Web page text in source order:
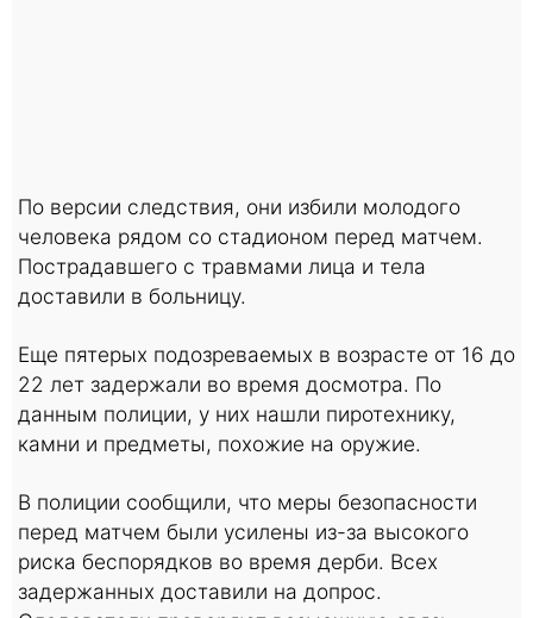
По версии следствия, они избили молодого
человека рядом со стадионом перед матчем.
Пострадавшего с травмами лица и тела
доставили в больницу.
Еще пятерых подозреваемых в возрасте от 16 до
22 лет задержали во время досмотра. По
данным полиции, у них нашли пиротехнику,
камни и предметы, похожие на оружие.
В полиции сообщили, что меры безопасности
перед матчем были усилены из-за высокого
риска беспорядков во время дерби. Всех
задержанных доставили на допрос.